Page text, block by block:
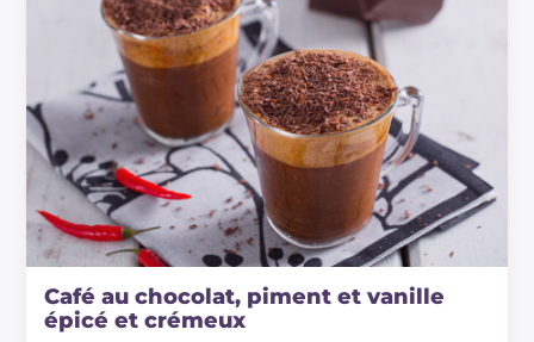
Café au chocolat, piment et vanille
épicé et crémeux